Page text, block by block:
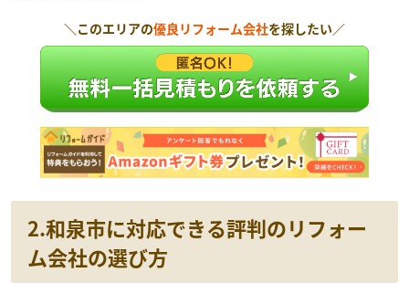
＼このエリアの優良リフォーム会社を探したい／
2.和泉市に対応できる評判のリフォー
ム会社の選び方